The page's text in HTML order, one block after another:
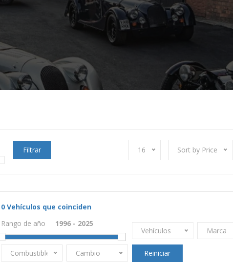
Filtrar 16 Sort by Price
0 Vehículos que coinciden
Rango de año
Vehículos Marca
Combustible Cambio Reiniciar